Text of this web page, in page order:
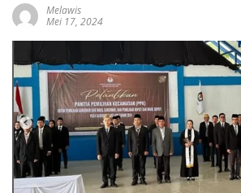
Melawis
Mei 17, 2024